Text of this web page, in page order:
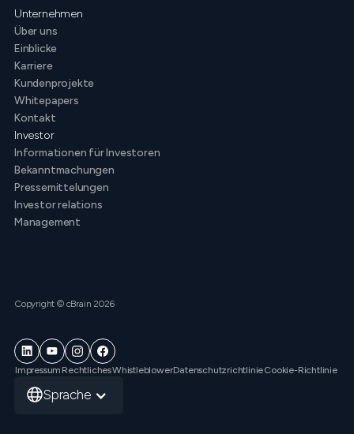
Unternehmen
Über uns
Einblicke
Karriere
Kundenprojekte
Whitepapers
Kontakt
Investor
Informationen für Investoren
Bekanntmachungen
Pressemittelungen
Investor relations
Management
Copyright © cBrain 2026
Impressum RechtlichesWhistleblowerDatenschutzrichtlinieCookie-Richtlinie
Sprache